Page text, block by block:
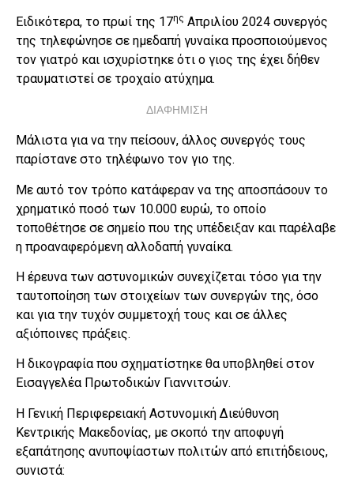
Ειδικότερα, το πρωί της 17ης Απριλίου 2024 συνεργός
της τηλεφώνησε σε ημεδαπή γυναίκα προσποιούμενος
τον γιατρό και ισχυρίστηκε ότι ο γιος της έχει δήθεν
τραυματιστεί σε τροχαίο ατύχημα.
ΔΙΑΦΗΜΙΣΗ
Μάλιστα για να την πείσουν, άλλος συνεργός τους
παρίστανε στο τηλέφωνο τον γιο της.
Με αυτό τον τρόπο κατάφεραν να της αποσπάσουν το
χρηματικό ποσό των 10.000 ευρώ, το οποίο
τοποθέτησε σε σημείο που της υπέδειξαν και παρέλαβε
η προαναφερόμενη αλλοδαπή γυναίκα.
Η έρευνα των αστυνομικών συνεχίζεται τόσο για την
ταυτοποίηση των στοιχείων των συνεργών της, όσο
και για την τυχόν συμμετοχή τους και σε άλλες
αξιόποινες πράξεις.
Η δικογραφία που σχηματίστηκε θα υποβληθεί στον
Εισαγγελέα Πρωτοδικών Γιαννιτσών.
Η Γενική Περιφερειακή Αστυνομική Διεύθυνση
Κεντρικής Μακεδονίας, με σκοπό την αποφυγή
εξαπάτησης ανυποψίαστων πολιτών από επιτήδειους,
συνιστά: